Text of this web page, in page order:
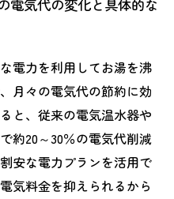
電気代の変化と具体的な
電力を利用してお湯を沸
月々の電気代の節約に効
と、従来の電気温水器や
約20～30％の電気代削減
安な電力プランを活用で
気料金を抑えられるから